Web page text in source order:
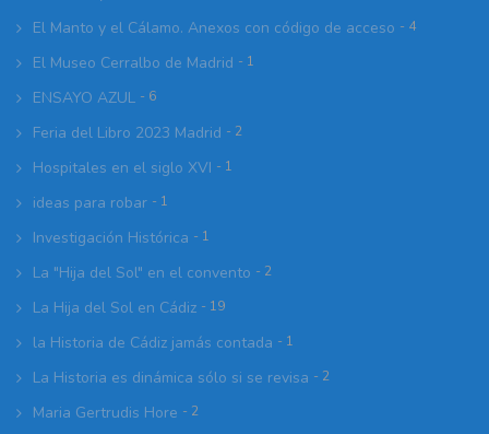
El Manto y el Cálamo. Anexos con código de acceso - 4
El Museo Cerralbo de Madrid - 1
ENSAYO AZUL - 6
Feria del Libro 2023 Madrid - 2
Hospitales en el siglo XVI - 1
ideas para robar - 1
Investigación Histórica - 1
La "Hija del Sol" en el convento - 2
La Hija del Sol en Cádiz - 19
la Historia de Cádiz jamás contada - 1
La Historia es dinámica sólo si se revisa - 2
Maria Gertrudis Hore - 2